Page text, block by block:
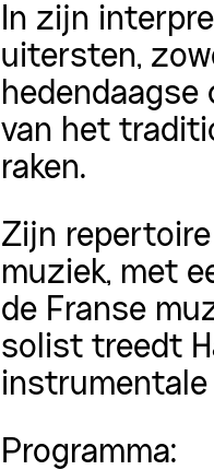
In zijn
uitersten,
van het
raken.
Zijn
muziek, met
de Franse
solist treedt
instrumentale
Programma: